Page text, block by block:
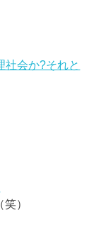
社会か?それと
）